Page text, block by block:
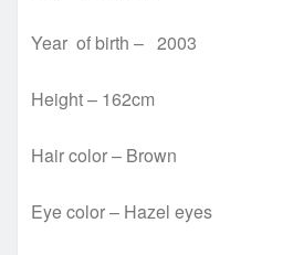
Year of birth – 2003
Height – 162cm
Hair color – Brown
Eye color – Hazel eyes